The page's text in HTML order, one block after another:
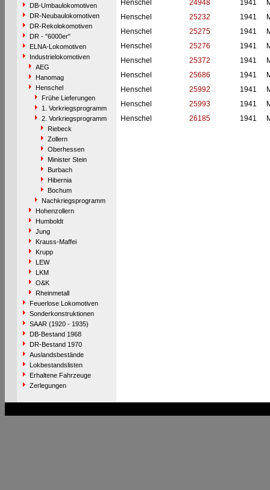
DB-Umbaulokomotiven
DR-Neubaulokomotiven
DR-Rekolokomotiven
DR - "6000er"
ELNA-Lokomotiven
Industrielokomotiven
AEG
Hanomag
Henschel
Frühe Lieferungen
1. Vorkriegsprogramm
2. Vorkriegsprogramm
Riebeck
Zollern
Oberhessen
Minister Stein
Burbach
Hibernia
Bochum
Nachkriegsprogramm
Hohenzollern
Humboldt
Jung
Krauss-Maffei
Krupp
LEW
LKM
O&K
Rheinmetall
Feuerlose Lokomotiven
Sonderkonstruktionen
SAAR (1920 - 1935)
DB-Bestand 1968
DR-Bestand 1970
Auslandsbestände
Lokbestandslisten
Erhaltene Fahrzeuge
Zerlegungen
Henschel
24948 1941
Henschel
25232 1941
Henschel
25275 1941
Henschel
25276 1941
Henschel
25372 1941
Henschel
25686 1941
Henschel
25992 1941
Henschel
25993 1941
Henschel
26185 1941